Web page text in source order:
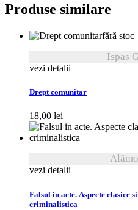
Produse similare
fără stoc
Ispas
vezi detalii
Drept comunitar
18,00 lei
vezi detalii
Falsul in acte. Aspecte clasice
criminalistica